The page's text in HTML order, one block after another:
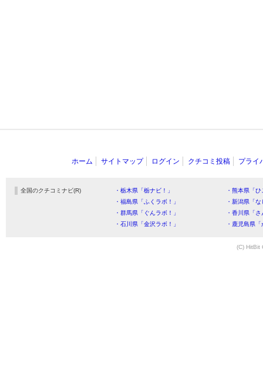
ホーム サイトマップ ログイン クチコミ投稿 プライ
全国のクチコミナビ(R) ・栃木県「栃ナビ！」
・熊本県「
・福島県「ふくラボ！」
・新潟県「
・群馬県「ぐんラボ！」
・香川県「
・石川県「金沢ラボ！」
・鹿児島県
(C) HitBit